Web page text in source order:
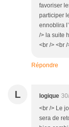
favoriser
participer
ennoblira
/> la suite
<br /> <br /
Répondre
L logique
<br /> Le
sera de